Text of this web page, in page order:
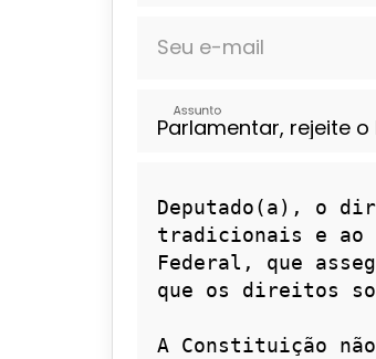
Seu e-mail
Assunto